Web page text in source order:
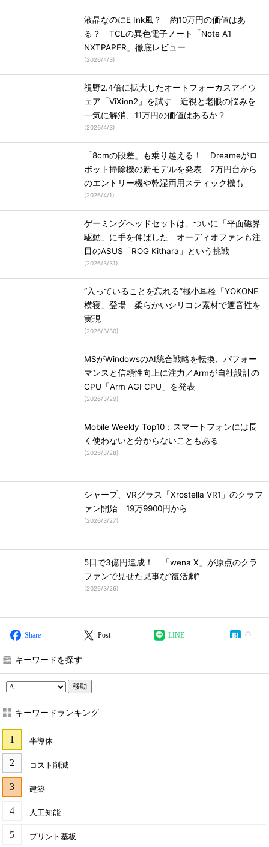
液晶なのにE Ink風？ 約10万円の価値はあ
る？ TCLの異色電子ノート「Note A1
NXTPAPER」徹底レビュー
(2026/4/3)
視野2.4倍に拡大したオートフォーカスアイウ
ェア「ViXion2」を試す 近視と老眼の悩みを
一気に解消、11万円の価値はあるか？
(2026/4/3)
「8cmの段差」も乗り越える！ Dreameがロ
ボット掃除機の新モデルを発表 2万円台から
のエントリー機や乾湿両用スティック機も
(2026/4/1)
ゲーミングヘッドセットは、ついに「平面磁界
駆動」に手を伸ばした オーディオファンも注
目のASUS「ROG Kithara」という挑戦
(2026/3/31)
“入っていることを忘れる”極小耳栓「YOKONE
横寝」登場 柔らかいシリコン素材で遮音性を
実現
(2026/3/30)
MSがWindowsのAI統合戦略を転換、パフォー
マンスと信頼性向上に注力／Armが自社設計の
CPU「Arm AGI CPU」を発表
(2026/3/29)
Mobile Weekly Top10：スマートフォンには長
く使わないと分からないこともある
(2026/3/28)
シャープ、VRグラス「Xrostella VR1」のクラフ
ァン開始 19万9900円から
(2026/3/27)
5日で3億円達成！ 「wena X」が原点のクラ
ファンで見せた見事な“復活劇”
(2026/3/26)
Share Post LINE
キーワードを探す
移動
キーワードランキング
半導体
コスト削減
建築
人工知能
プリント基板